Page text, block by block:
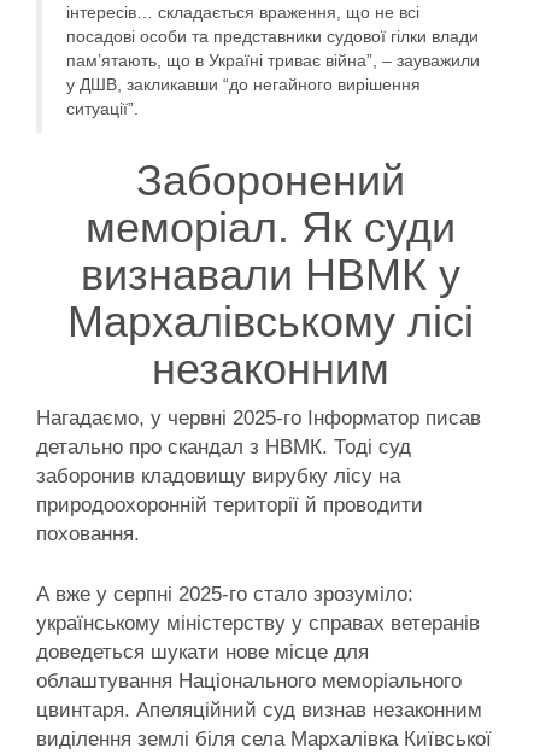
інтересів… складається враження, що не всі
посадові особи та представники судової гілки влади
пам’ятають, що в Україні триває війна”, – зауважили
у ДШВ, закликавши “до негайного вирішення
ситуації”.
Заборонений
меморіал. Як суди
визнавали НВМК у
Мархалівському лісі
незаконним
Нагадаємо, у червні 2025-го Інформатор писав
детально про скандал з НВМК. Тоді суд
заборонив кладовищу вирубку лісу на
природоохоронній території й проводити
поховання.
А вже у серпні 2025-го стало зрозуміло:
українському міністерству у справах ветеранів
доведеться шукати нове місце для
облаштування Національного меморіального
цвинтаря. Апеляційний суд визнав незаконним
виділення землі біля села Мархалівка Київської